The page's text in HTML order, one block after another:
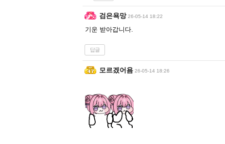
검은욕망 26-05-14 18:22
기운 받아갑니다.
답글
모르겠어욤 26-05-14 18:26